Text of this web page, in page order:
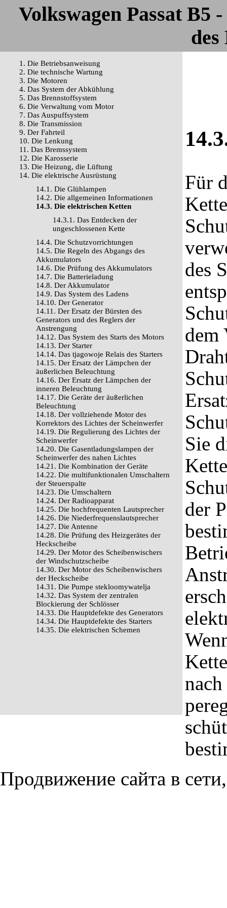
Volkswagen Passat B5
des
1. Die Betriebsanweisung
2. Die technische Wartung
3. Die Motoren
4. Das System der Abkühlung
5. Das Brennstoffsystem
6. Die Verwaltung vom Motor
7. Das Auspuffsystem
8. Die Transmission
9. Der Fahrteil
10. Die Lenkung
11. Das Bremssystem
12. Die Karosserie
13. Die Heizung, die Lüftung
14. Die elektrische Ausrüstung
14.1. Die Glühlampen
14.2. Die allgemeinen Informationen
14.3. Die elektrischen Ketten
14.3.1. Das Entdecken der
ungeschlossenen Kette
14.4. Die Schutzvorrichtungen
14.5. Die Regeln des Abgangs des
Akkumulators
14.6. Die Prüfung des Akkumulators
14.7. Die Batterieladung
14.8. Der Akkumulator
14.9. Das System des Ladens
14.10. Der Generator
14.11. Der Ersatz der Bürsten des
Generators und des Reglers der
Anstrengung
14.12. Das System des Starts des Motors
14.13. Der Starter
14.14. Das tjagowoje Relais des Starters
14.15. Der Ersatz der Lämpchen der
äußerlichen Beleuchtung
14.16. Der Ersatz der Lämpchen der
inneren Beleuchtung
14.17. Die Geräte der äußerlichen
Beleuchtung
14.18. Der vollziehende Motor des
Korrektors des Lichtes der Scheinwerfer
14.19. Die Regulierung des Lichtes der
Scheinwerfer
14.20. Die Gasentladungslampen der
Scheinwerfer des nahen Lichtes
14.21. Die Kombination der Geräte
14.22. Die multifunktionalen Umschaltern
der Steuerspalte
14.23. Die Umschaltern
14.24. Der Radioapparat
14.25. Die hochfrequenten Lautsprecher
14.26. Die Niederfrequenslautsprecher
14.27. Die Antenne
14.28. Die Prüfung des Heizgerätes der
Heckscheibe
14.29. Der Motor des Scheibenwischers
der Windschutzscheibe
14.30. Der Motor des Scheibenwischers
der Heckscheibe
14.31. Die Pumpe stekloomywatelja
14.32. Das System der zentralen
Blockierung der Schlösser
14.33. Die Hauptdefekte des Generators
14.34. Die Hauptdefekte des Starters
14.35. Die elektrischen Schemen
Für
des
dem
Sie
der
Продвижение сайта в